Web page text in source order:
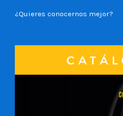
¿Quieres conocernos mejor?